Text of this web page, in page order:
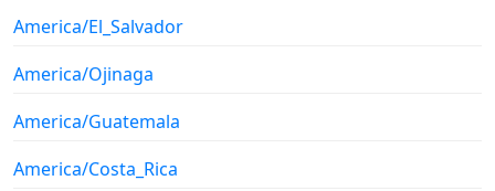
America/El_Salvador
America/Ojinaga
America/Guatemala
America/Costa_Rica